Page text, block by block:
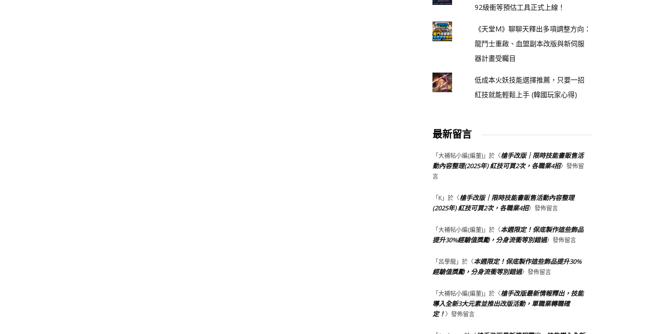
92級衝等預估工具正式上線！
《天堂M》聊聊天釋出多項調整方向：
龍鬥士重啟、血盟副本改版與新伺服
器計畫受矚目
低成本火妖技能選擇推薦，只要一招
紅技就能輕鬆上手 (韓國玩家心得)
最新留言
「大補帖小編(編董)」於〈槍手改版｜限時技能書販售活
動內容整理(2025年) 紅技可買2次，各職業4招〉發佈留
言
「K」於〈槍手改版｜限時技能書販售活動內容整理
(2025年) 紅技可買2次，各職業4招〉發佈留言
「大補帖小編(編董)」於〈本週限定！保底製作這些飾品
提升30%經驗值獎勵，分身流衝等別錯過〉發佈留言
「呂學龍」於〈本週限定！保底製作這些飾品提升30%
經驗值獎勵，分身流衝等別錯過〉發佈留言
「大補帖小編(編董)」於〈槍手改版最新情報釋出，技能
導入全新3大元素並推出改版活動，單職業轉職確
定！〉發佈留言